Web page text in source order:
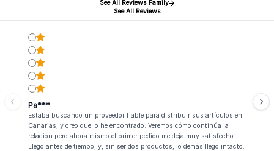
See All Reviews Family
See All Reviews
Pa***
Estaba buscando un proveedor fiable para distribuir sus artículos en
Canarias, y creo que lo he encontrado. Veremos cómo continúa la
relación pero ahora mismo el primer pedido me deja muy satisfecho.
Llego antes de tiempo, y, sin ser dos productos, lo demás llego intacto.